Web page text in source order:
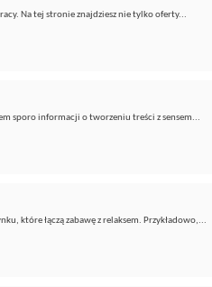
Na tej stronie znajdziesz nie tylko oferty...
sporo informacji o tworzeniu treści z sensem...
które łączą zabawę z relaksem. Przykładowo,...